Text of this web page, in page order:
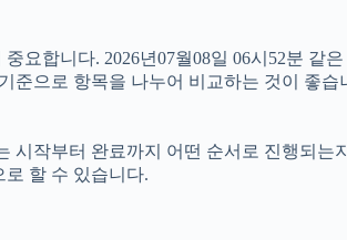
합니다. 2026년07월08일 06시52분 같
준으로 항목을 나누어 비교하는 것이 좋습
작부터 완료까지 어떤 순서로 진행되는
할 수 있습니다.